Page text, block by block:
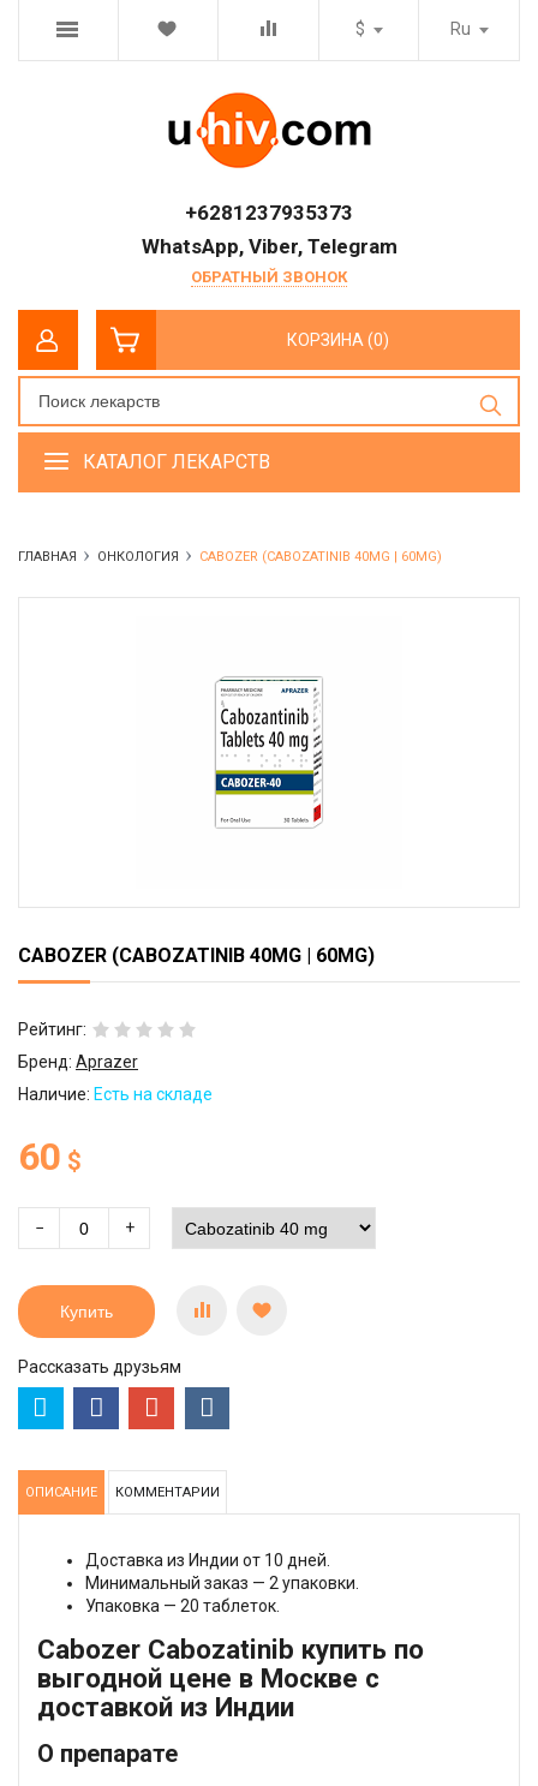
Ru
$
+6281237935373
WhatsApp, Viber, Telegram
ОБРАТНЫЙ ЗВОНОК
КОРЗИНА (0)
КАТАЛОГ ЛЕКАРСТВ
ГЛАВНАЯ ОНКОЛОГИЯ CABOZER (CABOZATINIB 40MG | 60MG)
CABOZER (CABOZATINIB 40MG | 60MG)
Рейтинг:
Бренд: Aprazer
Наличие: Есть на складе
60 $
− +
Купить
Рассказать друзьям
ОПИСАНИЕ КОММЕНТАРИИ
Доставка из Индии от 10 дней.
Минимальный заказ — 2 упаковки.
Упаковка — 20 таблеток.
Cabozer Cabozatinib купить по
выгодной цене в Москве с
доставкой из Индии
О препарате